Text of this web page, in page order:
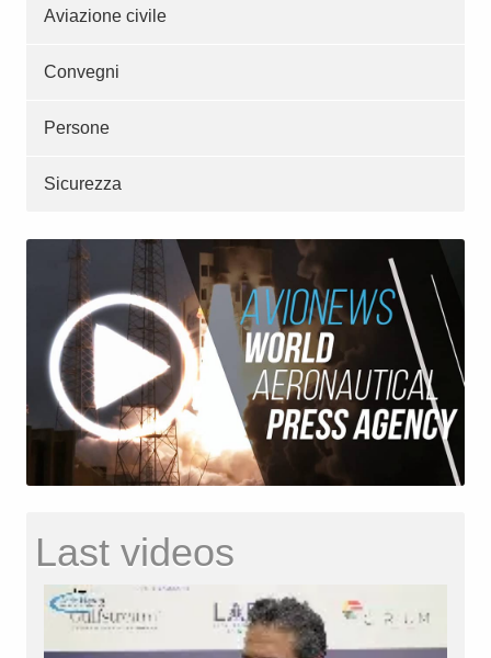
Aviazione civile
Convegni
Persone
Sicurezza
Last videos